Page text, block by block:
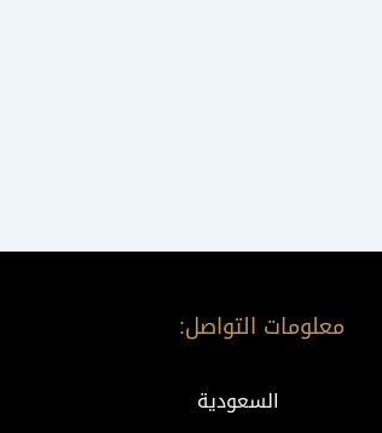
معلومات التواصل:
السعودية